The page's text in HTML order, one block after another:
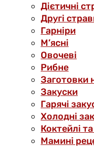
Дієтичні
Другі
Гарніри
М’ясні
Овочеві
Рибне
Заготовки
Закуски
Гарячі
Холодні
Коктейлі
Мамині